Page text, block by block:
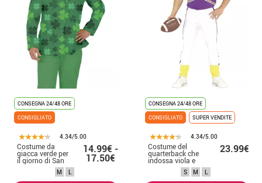
CONSEGNA 24/48 ORE
CONSIGLIATO
4.34/5.00
Costume da
giacca verde per
il giorno di San
Patrizio da uomo
14.99€ -
17.50€
M L
CONSEGNA 24/48 ORE
CONSIGLIATO
SUPER VENDITE
4.34/5.00
Costume del
quarterback che
indossa viola e
giallo per l'uomo
23.99€
S M L